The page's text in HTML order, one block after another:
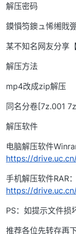
解压密码
鏌愪笉鐭ュ悕缃戝
某不知名网友分享
解压方法
mp4改成zip解压
同名分卷[7z.001
解压软件
电脑解压软件Winrar
https://
手机解压软件RAR：
https://
PS：如提示文件损
推荐各位先转存再